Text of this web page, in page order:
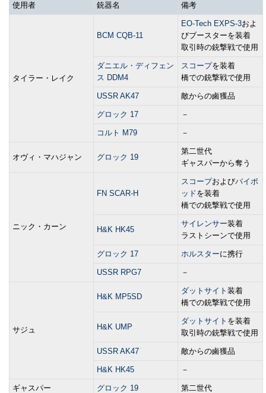
使用者 銃器名 備考
タイラー・レイク
BCM CQB-11
EO-Tech EXPS-3およ
びブースターを装着
取引時の銃撃戦で使用
ダニエル・ディフェン
ス DDM4
スコープを装着
橋での銃撃戦で使用
USSR AK47 敵からの鹵獲品
グロック 17 －
コルト M79 －
オヴィ・マハジャン グロック 19
第二世代
ギャスパーから奪う
ニック・カーン
FN SCAR-H
スコープおよびバイポ
ッドを装着
橋での銃撃戦で使用
H&K HK45
サイレンサー装着
ラストシーンで使用
グロック 17 ホルスターに携行
USSR RPG7 －
サジュ
H&K MP5SD
ダットサイト 装着
橋での銃撃戦で使用
H&K UMP
ダットサイト を装着
取引時の銃撃戦で使用
USSR AK47 敵からの鹵獲品
H&K HK45 －
ギャスパー グロック 19 第二世代